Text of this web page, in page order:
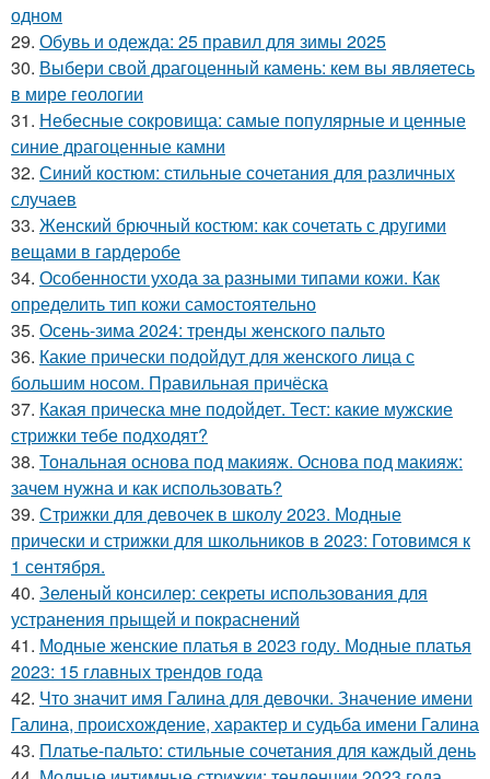
одном
29. Обувь и одежда: 25 правил для зимы 2025
30. Выбери свой драгоценный камень: кем вы являетесь
в мире геологии
31. Небесные сокровища: самые популярные и ценные
синие драгоценные камни
32. Синий костюм: стильные сочетания для различных
случаев
33. Женский брючный костюм: как сочетать с другими
вещами в гардеробе
34. Особенности ухода за разными типами кожи. Как
определить тип кожи самостоятельно
35. Осень-зима 2024: тренды женского пальто
36. Какие прически подойдут для женского лица с
большим носом. Правильная причёска
37. Какая прическа мне подойдет. Тест: какие мужские
стрижки тебе подходят?
38. Тональная основа под макияж. Основа под макияж:
зачем нужна и как использовать?
39. Стрижки для девочек в школу 2023. Модные
прически и стрижки для школьников в 2023: Готовимся к
1 сентября.
40. Зеленый консилер: секреты использования для
устранения прыщей и покраснений
41. Модные женские платья в 2023 году. Модные платья
2023: 15 главных трендов года
42. Что значит имя Галина для девочки. Значение имени
Галина, происхождение, характер и судьба имени Галина
43. Платье-пальто: стильные сочетания для каждый день